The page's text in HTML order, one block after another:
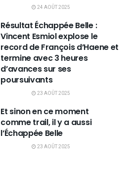
24 AOÛT 2025
Résultat Échappée Belle :
Vincent Esmiol explose le
record de François d’Haene et
termine avec 3 heures
d’avances sur ses
poursuivants
23 AOÛT 2025
Et sinon en ce moment
comme trail, il y a aussi
l’Échappée Belle
23 AOÛT 2025